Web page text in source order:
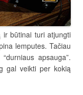
ir būtinai turi atjungti
lemputes. Tačiau
apsauga”.
gal veikti per kokią